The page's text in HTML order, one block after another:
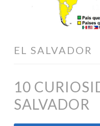
EL SALVADOR
10
SALVADOR